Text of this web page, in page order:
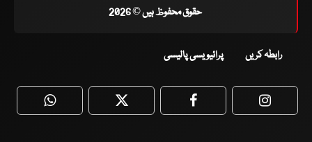
حقوق محفوظ ہیں © 2026
رابطہ کریں پرائیویسی پالیسی
WhatsApp Twitter Facebook